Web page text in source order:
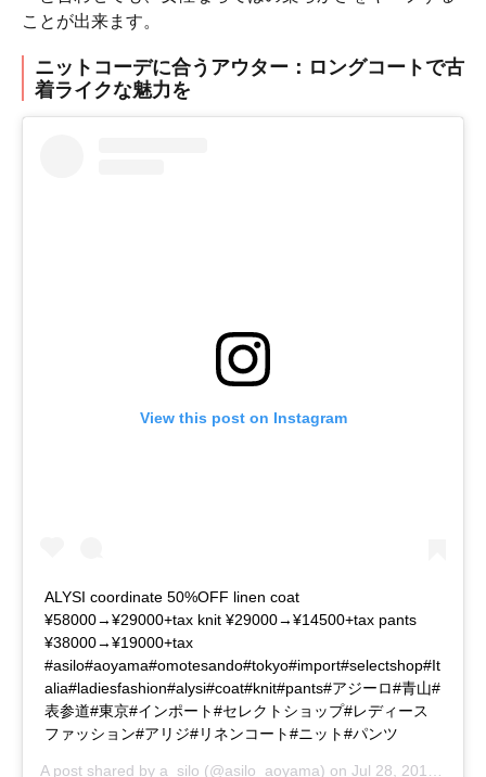
ことが出来ます。
ニットコーデに合うアウター：ロングコートで古
着ライクな魅力を
View this post on Instagram
ALYSI coordinate 50%OFF linen coat
¥58000→¥29000+tax knit ¥29000→¥14500+tax pants
¥38000→¥19000+tax
#asilo#aoyama#omotesando#tokyo#import#selectshop#It
alia#ladiesfashion#alysi#coat#knit#pants#アジーロ#青山#
表参道#東京#インポート#セレクトショップ#レディース
ファッション#アリジ#リネンコート#ニット#パンツ
A post shared by a_silo (@asilo_aoyama) on Jul 28, 2018 at 7:04pm PDT